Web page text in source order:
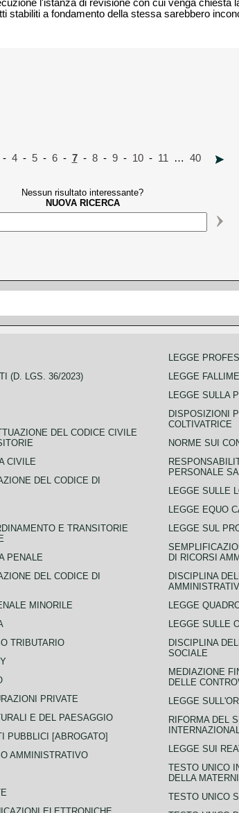
l'istanza di revisione con cui venga chiesta
stabiliti a fondamento della stessa sarebbero
- 4 - 5 - 6 - 7 - 8 - 9 - 10 - 11 … 40
Nessun risultato interessante?
NUOVA RICERCA
(D. LGS. 36/2023)
DEL CODICE CIVILE
CIVILE
DEL CODICE DI
E TRANSITORIE
PENALE
DEL CODICE DI
MINORILE
TRIBUTARIO
PRIVATE
E DEL PAESAGGIO
PUBBLICI [ABROGATO]
AMMINISTRATIVO
LEGGE
LEGGE
LEGGE SULLA
DISPOSIZIONI
COLTIVATRICE
NORME SUI
PERSONALE
LEGGE SULLE
LEGGE EQUO
LEGGE SUL
DI RICORSI
DISCIPLINA
LEGGE
LEGGE SULLE
DISCIPLINA
SOCIALE
MEDIAZIONE
DELLE
LEGGE
RIFORMA DEL
LEGGE SUI
TESTO UNICO
DELLA
TESTO UNICO